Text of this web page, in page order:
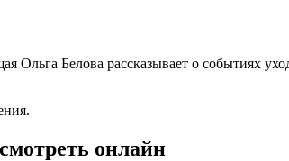
Ольга Белова рассказывает о событиях
онлайн